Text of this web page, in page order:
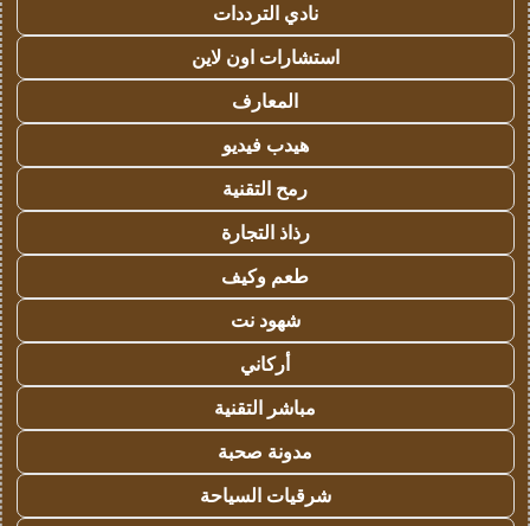
نادي الترددات
استشارات اون لاين
المعارف
هيدب فيديو
رمح التقنية
رذاذ التجارة
طعم وكيف
شهود نت
أركاني
مباشر التقنية
مدونة صحبة
شرقيات السياحة